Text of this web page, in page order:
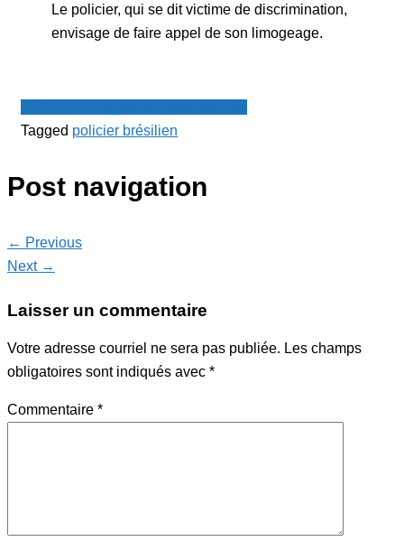
Le policier, qui se dit victime de discrimination,
envisage de faire appel de son limogeage.
Tagged policier brésilien
Post navigation
← Previous
Next →
Laisser un commentaire
Votre adresse courriel ne sera pas publiée. Les champs
obligatoires sont indiqués avec *
Commentaire *